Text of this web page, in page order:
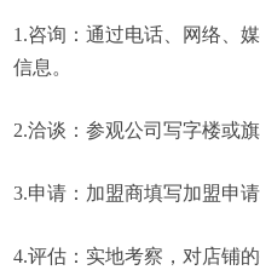
1.咨询：通过电话、网络、
信息。
2.洽谈：参观公司写字楼或
3.申请：加盟商填写加盟申请
4.评估：实地考察，对店铺